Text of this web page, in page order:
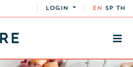
LOGIN EN SP TH